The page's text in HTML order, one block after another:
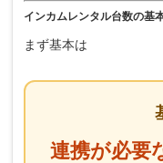
インカムレンタル台数の基
まず基本は
連携が必要